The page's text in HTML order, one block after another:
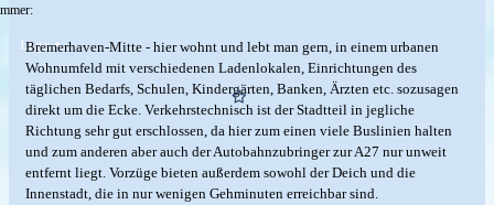
Lage
Bremerhaven-Mitte - hier wohnt und lebt man gern, in einem urbanen
Wohnumfeld mit verschiedenen Ladenlokalen, Einrichtungen des
täglichen Bedarfs, Schulen, Kindergärten, Banken, Ärzten etc. sozusagen
direkt um die Ecke. Verkehrstechnisch ist der Stadtteil in jegliche
Richtung sehr gut erschlossen, da hier zum einen viele Buslinien halten
und zum anderen aber auch der Autobahnzubringer zur A27 nur unweit
entfernt liegt. Vorzüge bieten außerdem sowohl der Deich und die
Innenstadt, die in nur wenigen Gehminuten erreichbar sind.